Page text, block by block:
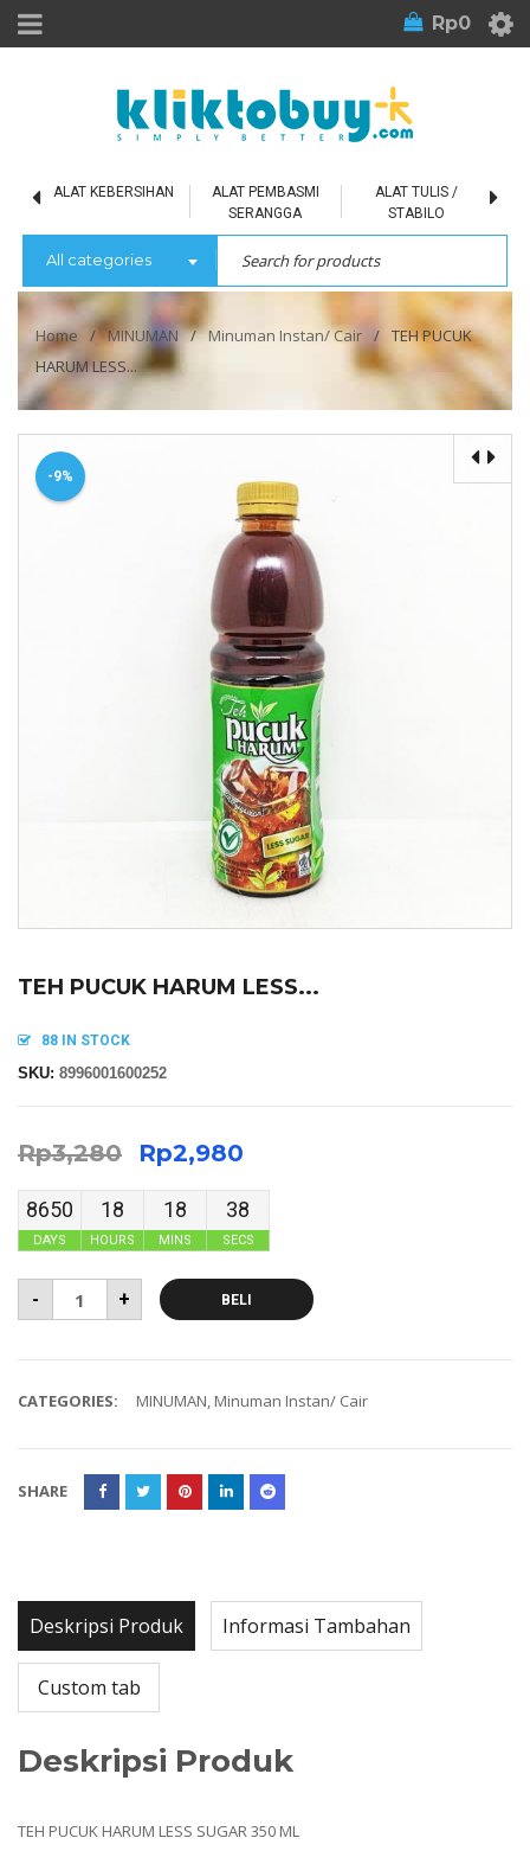
Rp0
ALAT KEBERSIHAN
ALAT PEMBASMI
SERANGGA
ALAT TULIS /
STABILO
All categories
Home / MINUMAN / Minuman Instan/ Cair / TEH PUCUK
HARUM LESS...
-9%
TEH PUCUK HARUM LESS...
88 IN STOCK
SKU: 8996001600252
Rp3,280 Rp2,980
8650
DAYS
18
HOURS
18
MINS
38
SECS
- + BELI
CATEGORIES: MINUMAN, Minuman Instan/ Cair
SHARE
Deskripsi Produk Informasi Tambahan
Custom tab
Deskripsi Produk
TEH PUCUK HARUM LESS SUGAR 350 ML